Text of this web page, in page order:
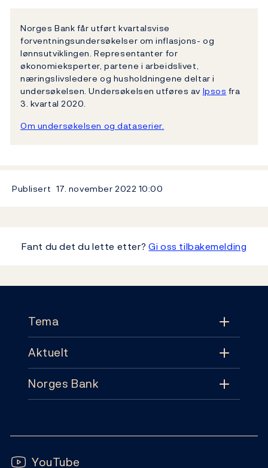
Norges Bank får utført kvartalsvise
forventningsundersøkelser om inflasjons- og
lønnsutviklingen. Representanter for
økonomieksperter, partene i arbeidslivet,
næringslivsledere og husholdningene deltar i
undersøkelsen. Undersøkelsen utføres avIpsos fra
3. kvartal 2020.
Om undersøkelsen og dataserier.
Publisert 17. november 2022 10:00
Fant du det du lette etter?Gi oss tilbakemelding
Tema
Tema
Pengepolitikk
Aktuelt
Aktuelt
Publikasjoner
Norges Bank
Abonnement
Følg oss:
YouTube